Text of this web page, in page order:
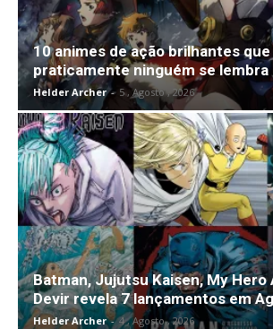
10 animes de ação brilhantes que
praticamente ninguém se
Helder Archer - 5 , Agosto , 2026
Batman, Jujutsu Kaisen, My Hero
Devir revela 7 lançamentos em
Helder Archer - 4 , Agosto , 2026